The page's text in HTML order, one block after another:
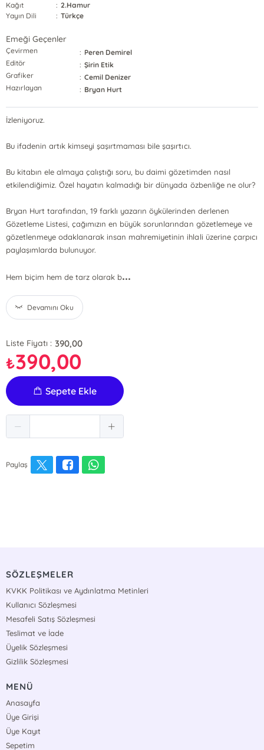
Kağıt
: 2.Hamur
Yayın Dili
: Türkçe
Emeği Geçenler
Çevirmen : Peren Demirel
Editör
: Şirin Etik
Grafiker
: Cemil Denizer
Hazırlayan
: Bryan Hurt
İzleniyoruz.
Bu ifadenin artık kimseyi şaşırtmaması bile şaşırtıcı.
Bu kitabın ele almaya çalıştığı soru, bu daimi gözetimden nasıl
etkilendiğimiz. Özel hayatın kalmadığı bir dünyada özbenliğe ne olur?
Bryan Hurt tarafından, 19 farklı yazarın öykülerinden derlenen
Gözetleme Listesi, çağımızın en büyük sorunlarından gözetlemeye ve
gözetlenmeye odaklanarak insan mahremiyetinin ihlali üzerine çarpıcı
paylaşımlarda bulunuyor.
Hem biçim hem de tarz olarak b...
Devamını Oku
Liste Fiyatı : 390,00
₺390,00
Sepete Ekle
Paylaş
SÖZLEŞMELER
KVKK Politikası ve Aydınlatma Metinleri
Kullanıcı Sözleşmesi
Mesafeli Satış Sözleşmesi
Teslimat ve İade
Üyelik Sözleşmesi
Gizlilik Sözleşmesi
MENÜ
Anasayfa
Üye Girişi
Üye Kayıt
Sepetim